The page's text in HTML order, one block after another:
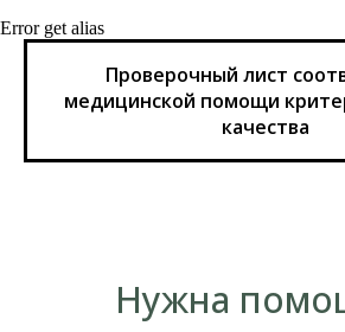
Error get alias
Проверочный лист
медицинской помощи
качества
Нужна